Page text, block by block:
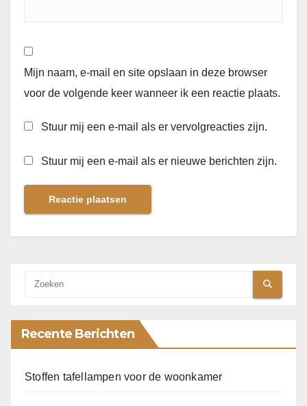
Mijn naam, e-mail en site opslaan in deze browser
voor de volgende keer wanneer ik een reactie plaats.
Stuur mij een e-mail als er vervolgreacties zijn.
Stuur mij een e-mail als er nieuwe berichten zijn.
Recente Berichten
Stoffen tafellampen voor de woonkamer